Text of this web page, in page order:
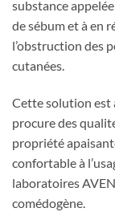
substance
de sébum et à en
l’obstruction des
cutanées.
Cette solution est
procure des
propriété
confortable à
laboratoires
comédogène.